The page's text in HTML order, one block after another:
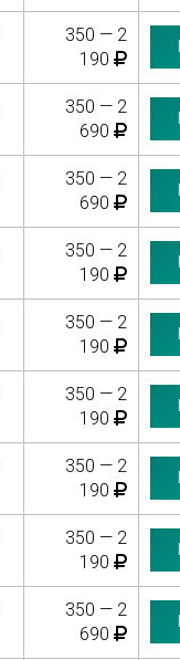
350 — 2
190
350 — 2
690
350 — 2
690
350 — 2
190
350 — 2
190
350 — 2
190
350 — 2
190
350 — 2
190
350 — 2
690